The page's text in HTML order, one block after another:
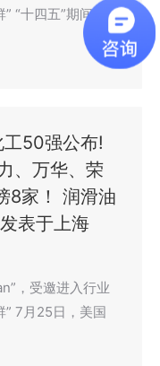
十四五”期间，
工50强公布!
、万华、荣
8家！ 润滑油
表于上海
，受邀进入行业
7月25日，美国